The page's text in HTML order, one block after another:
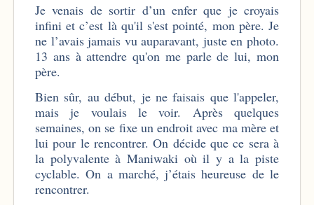
Je venais de sortir d’un enfer que je croyais
infini et c’est là qu'il s'est pointé, mon père. Je
ne l’avais jamais vu auparavant, juste en photo.
13 ans à attendre qu'on me parle de lui, mon
père.
Bien sûr, au début, je ne faisais que l'appeler,
mais je voulais le voir. Après quelques
semaines, on se fixe un endroit avec ma mère et
lui pour le rencontrer. On décide que ce sera à
la polyvalente à Maniwaki où il y a la piste
cyclable. On a marché, j’étais heureuse de le
rencontrer.